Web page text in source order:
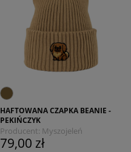
HAFTOWANA CZAPKA BEANIE -
PEKIŃCZYK
Producent: Myszojeleń
79,00 zł